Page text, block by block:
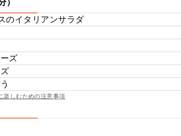
）
のイタリアンサラダ
ズ
楽しむための注意事項